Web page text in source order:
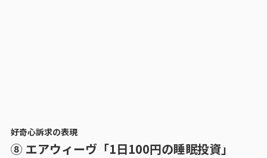
好奇心訴求の表現
⑧ エアウィーヴ「1日100円の睡眠投資」